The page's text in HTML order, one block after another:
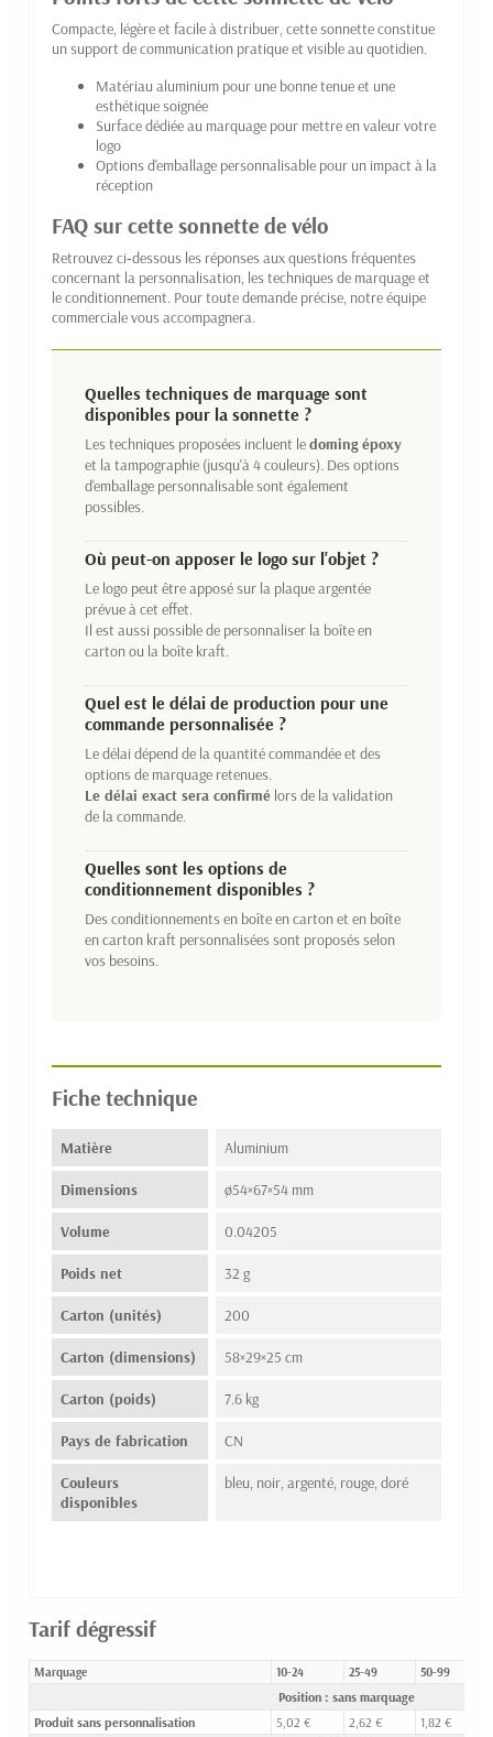
Compacte, légère et facile à distribuer, cette sonnette constitue
un support de communication pratique et visible au quotidien.
Matériau aluminium pour une bonne tenue et une
esthétique soignée
Surface dédiée au marquage pour mettre en valeur votre
logo
Options d'emballage personnalisable pour un impact à la
réception
FAQ sur cette sonnette de vélo
Retrouvez ci‑dessous les réponses aux questions fréquentes
concernant la personnalisation, les techniques de marquage et
le conditionnement. Pour toute demande précise, notre équipe
commerciale vous accompagnera.
Quelles techniques de marquage sont
disponibles pour la sonnette ?
Les techniques proposées incluent ledoming époxy
et la tampographie (jusqu'à 4 couleurs). Des options
d'emballage personnalisable sont également
possibles.
Où peut-on apposer le logo sur l'objet ?
Le logo peut être apposé sur la plaque argentée
prévue à cet effet.
Il est aussi possible de personnaliser la boîte en
carton ou la boîte kraft.
Quel est le délai de production pour une
commande personnalisée ?
Le délai dépend de la quantité commandée et des
options de marquage retenues.
Le délai exact sera confirmé lors de la validation
de la commande.
Quelles sont les options de
conditionnement disponibles ?
Des conditionnements en boîte en carton et en boîte
en carton kraft personnalisées sont proposés selon
vos besoins.
Fiche technique
Matière Aluminium
Dimensions ø54×67×54 mm
Volume 0.04205
Poids net 32 g
Carton (unités) 200
Carton (dimensions) 58×29×25 cm
Carton (poids) 7.6 kg
Pays de fabrication CN
Couleurs
disponibles
bleu, noir, argenté, rouge, doré
Tarif dégressif
Marquage 10-24 25-49 50-99
Position : sans marquage
Produit sans personnalisation
5,02 € 2,62 € 1,82 €